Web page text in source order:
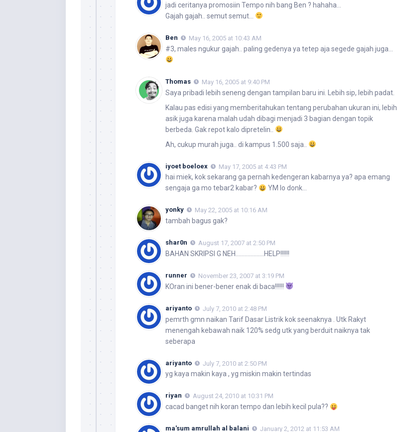
jadi ceritanya promosiin Tempo nih bang Ben ? hahaha…
Gajah gajah.. semut semut…
Ben May 16, 2005 at 10:43 AM
#3, males ngukur gajah.. paling gedenya ya tetep aja segede gajah juga…
Thomas May 16, 2005 at 9:40 PM
Saya pribadi lebih seneng dengan tampilan baru ini. Lebih sip, lebih padat.
Kalau pas edisi yang memberitahukan tentang perubahan ukuran ini, lebih
asik juga karena malah udah dibagi menjadi 3 bagian dengan topik
berbeda. Gak repot kalo dipretelin..
Ah, cukup murah juga.. di kampus 1.500 saja..
iyoet boeloex May 17, 2005 at 4:43 PM
hai miek, kok sekarang ga pernah kedengeran kabarnya ya? apa emang
sengaja ga mo tebar2 kabar?
YM lo donk…
yonky May 22, 2005 at 10:16 AM
tambah bagus gak?
shar0n August 17, 2007 at 2:50 PM
BAHAN SKRIPSI G NEH……………….HELP!!!!!!
runner November 23, 2007 at 3:19 PM
KOran ini bener-bener enak di baca!!!!!!
ariyanto July 7, 2010 at 2:48 PM
pemrth gmn naikan Tarif Dasar Listrik kok seenaknya . Utk Rakyt
menengah kebawah naik 120% sedg utk yang berduit naiknya tak
seberapa
ariyanto July 7, 2010 at 2:50 PM
yg kaya makin kaya , yg miskin makin tertindas
riyan August 24, 2010 at 10:31 PM
cacad banget nih koran tempo dan lebih kecil pula??
ma'sum amrullah al balani January 2, 2012 at 11:53 AM